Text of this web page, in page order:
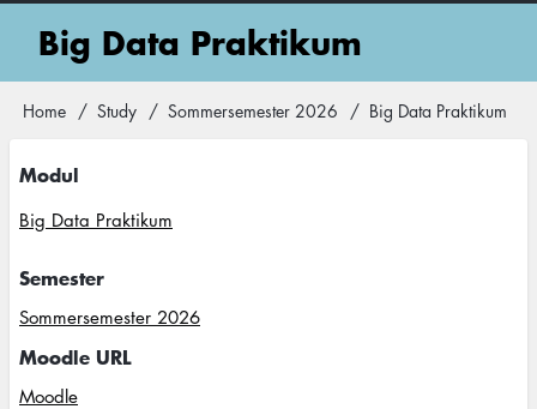
Main
navigation
Big Data Praktikum
Breadcrumb
Home Study Sommersemester 2026 Big Data Praktikum
Modul
Big Data Praktikum
Semester
Sommersemester 2026
Moodle URL
Moodle